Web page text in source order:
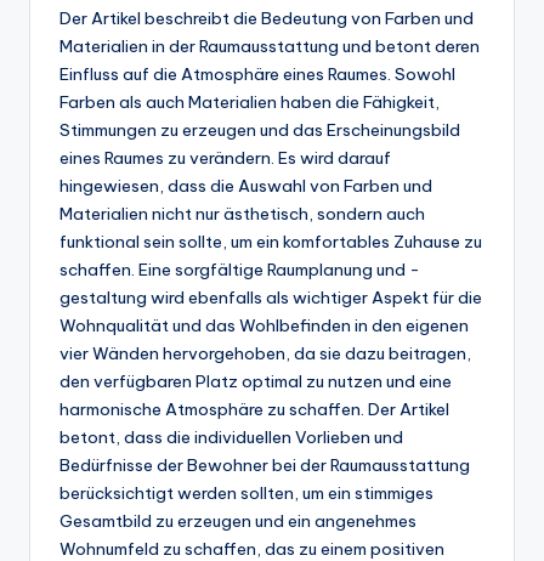
Der Artikel beschreibt die Bedeutung von Farben und
Materialien in der Raumausstattung und betont deren
Einfluss auf die Atmosphäre eines Raumes. Sowohl
Farben als auch Materialien haben die Fähigkeit,
Stimmungen zu erzeugen und das Erscheinungsbild
eines Raumes zu verändern. Es wird darauf
hingewiesen, dass die Auswahl von Farben und
Materialien nicht nur ästhetisch, sondern auch
funktional sein sollte, um ein komfortables Zuhause zu
schaffen. Eine sorgfältige Raumplanung und -
gestaltung wird ebenfalls als wichtiger Aspekt für die
Wohnqualität und das Wohlbefinden in den eigenen
vier Wänden hervorgehoben, da sie dazu beitragen,
den verfügbaren Platz optimal zu nutzen und eine
harmonische Atmosphäre zu schaffen. Der Artikel
betont, dass die individuellen Vorlieben und
Bedürfnisse der Bewohner bei der Raumausstattung
berücksichtigt werden sollten, um ein stimmiges
Gesamtbild zu erzeugen und ein angenehmes
Wohnumfeld zu schaffen, das zu einem positiven